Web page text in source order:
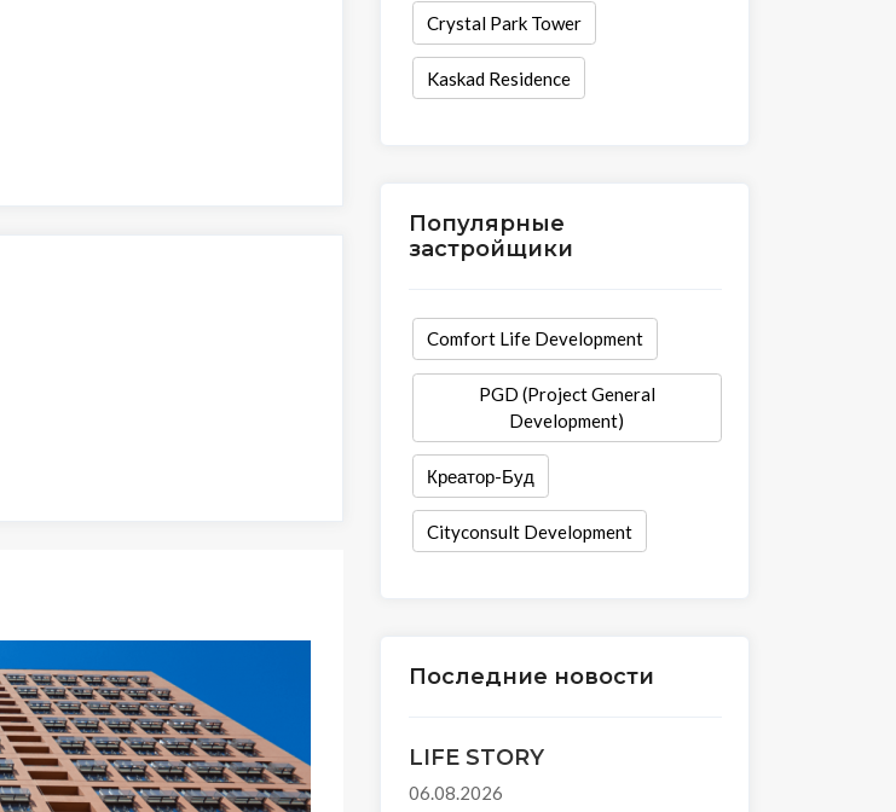
Crystal Park Tower
Kaskad Residence
Популярные
застройщики
Comfort Life Development
PGD (Project General
Development)
Креатор-Буд
Cityconsult Development
Последние новости
LIFE STORY
06.08.2026